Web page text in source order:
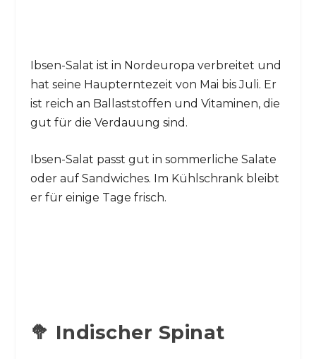
Ibsen-Salat ist in Nordeuropa verbreitet und
hat seine Haupterntezeit von Mai bis Juli. Er
ist reich an Ballaststoffen und Vitaminen, die
gut für die Verdauung sind.
Ibsen-Salat passt gut in sommerliche Salate
oder auf Sandwiches. Im Kühlschrank bleibt
er für einige Tage frisch.
🥦 Indischer Spinat